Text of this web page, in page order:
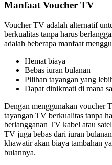
Manfaat Voucher TV
Voucher TV adalah alternatif
berkualitas tanpa harus
adalah beberapa manfaat
Hemat biaya
Bebas iuran bulanan
Pilihan tayangan yang
Dapat dinikmati di mana
Dengan menggunakan voucher
tayangan TV berkualitas tanpa
berlangganan TV kabel atau
TV juga bebas dari iuran
khawatir akan biaya tambahan
bulannya.